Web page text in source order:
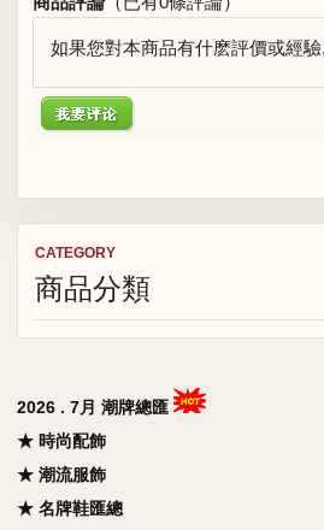
CATEGORY
商品分類
2026 . 7月 潮牌總匯
★ 時尚配飾
★ 潮流服飾
★ 名牌鞋匯總
如果您對本商品有什麽評價或經